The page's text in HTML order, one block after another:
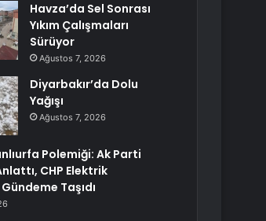
Havza’da Sel Sonrası
Yıkım Çalışmaları
Sürüyor
Ağustos 7, 2026
Diyarbakır’da Dolu
Yağışı
Ağustos 7, 2026
Polemiği: Ak Parti
CHP Elektrik
Taşıdı